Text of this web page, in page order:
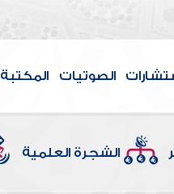
الصوتيات المكتبة
الشجرة العلمية